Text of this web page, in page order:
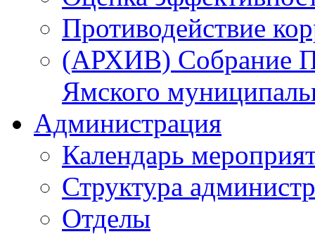
Противодействие
(АРХИВ) Собрание
Ямского
Администрация
Календарь
Структура
Отделы